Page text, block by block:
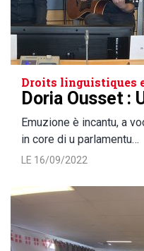
Droits linguistiques
Doria Ousset :
Emuzione è incantu, a
in core di u parlamentu…
LE 16/09/2022